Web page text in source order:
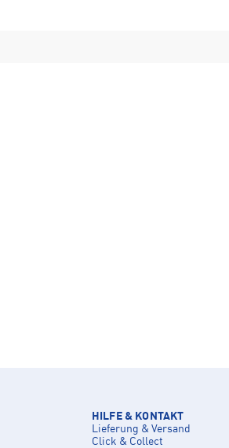
HILFE & KONTAKT
Lieferung & Versand
Click & Collect